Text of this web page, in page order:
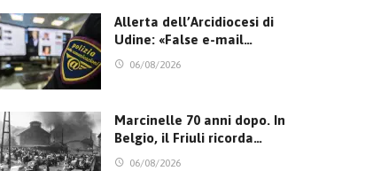
Allerta dell’Arcidiocesi di
Udine: «False e-mail…
06/08/2026
Marcinelle 70 anni dopo. In
Belgio, il Friuli ricorda…
06/08/2026